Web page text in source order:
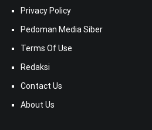
Privacy Policy
Pedoman Media Siber
Terms Of Use
Redaksi
Contact Us
About Us